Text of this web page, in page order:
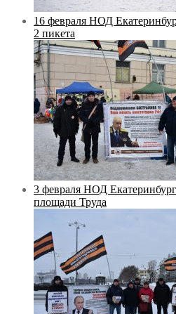
16 февраля НОД
2 пикета
3 февраля НОД
площади Труда